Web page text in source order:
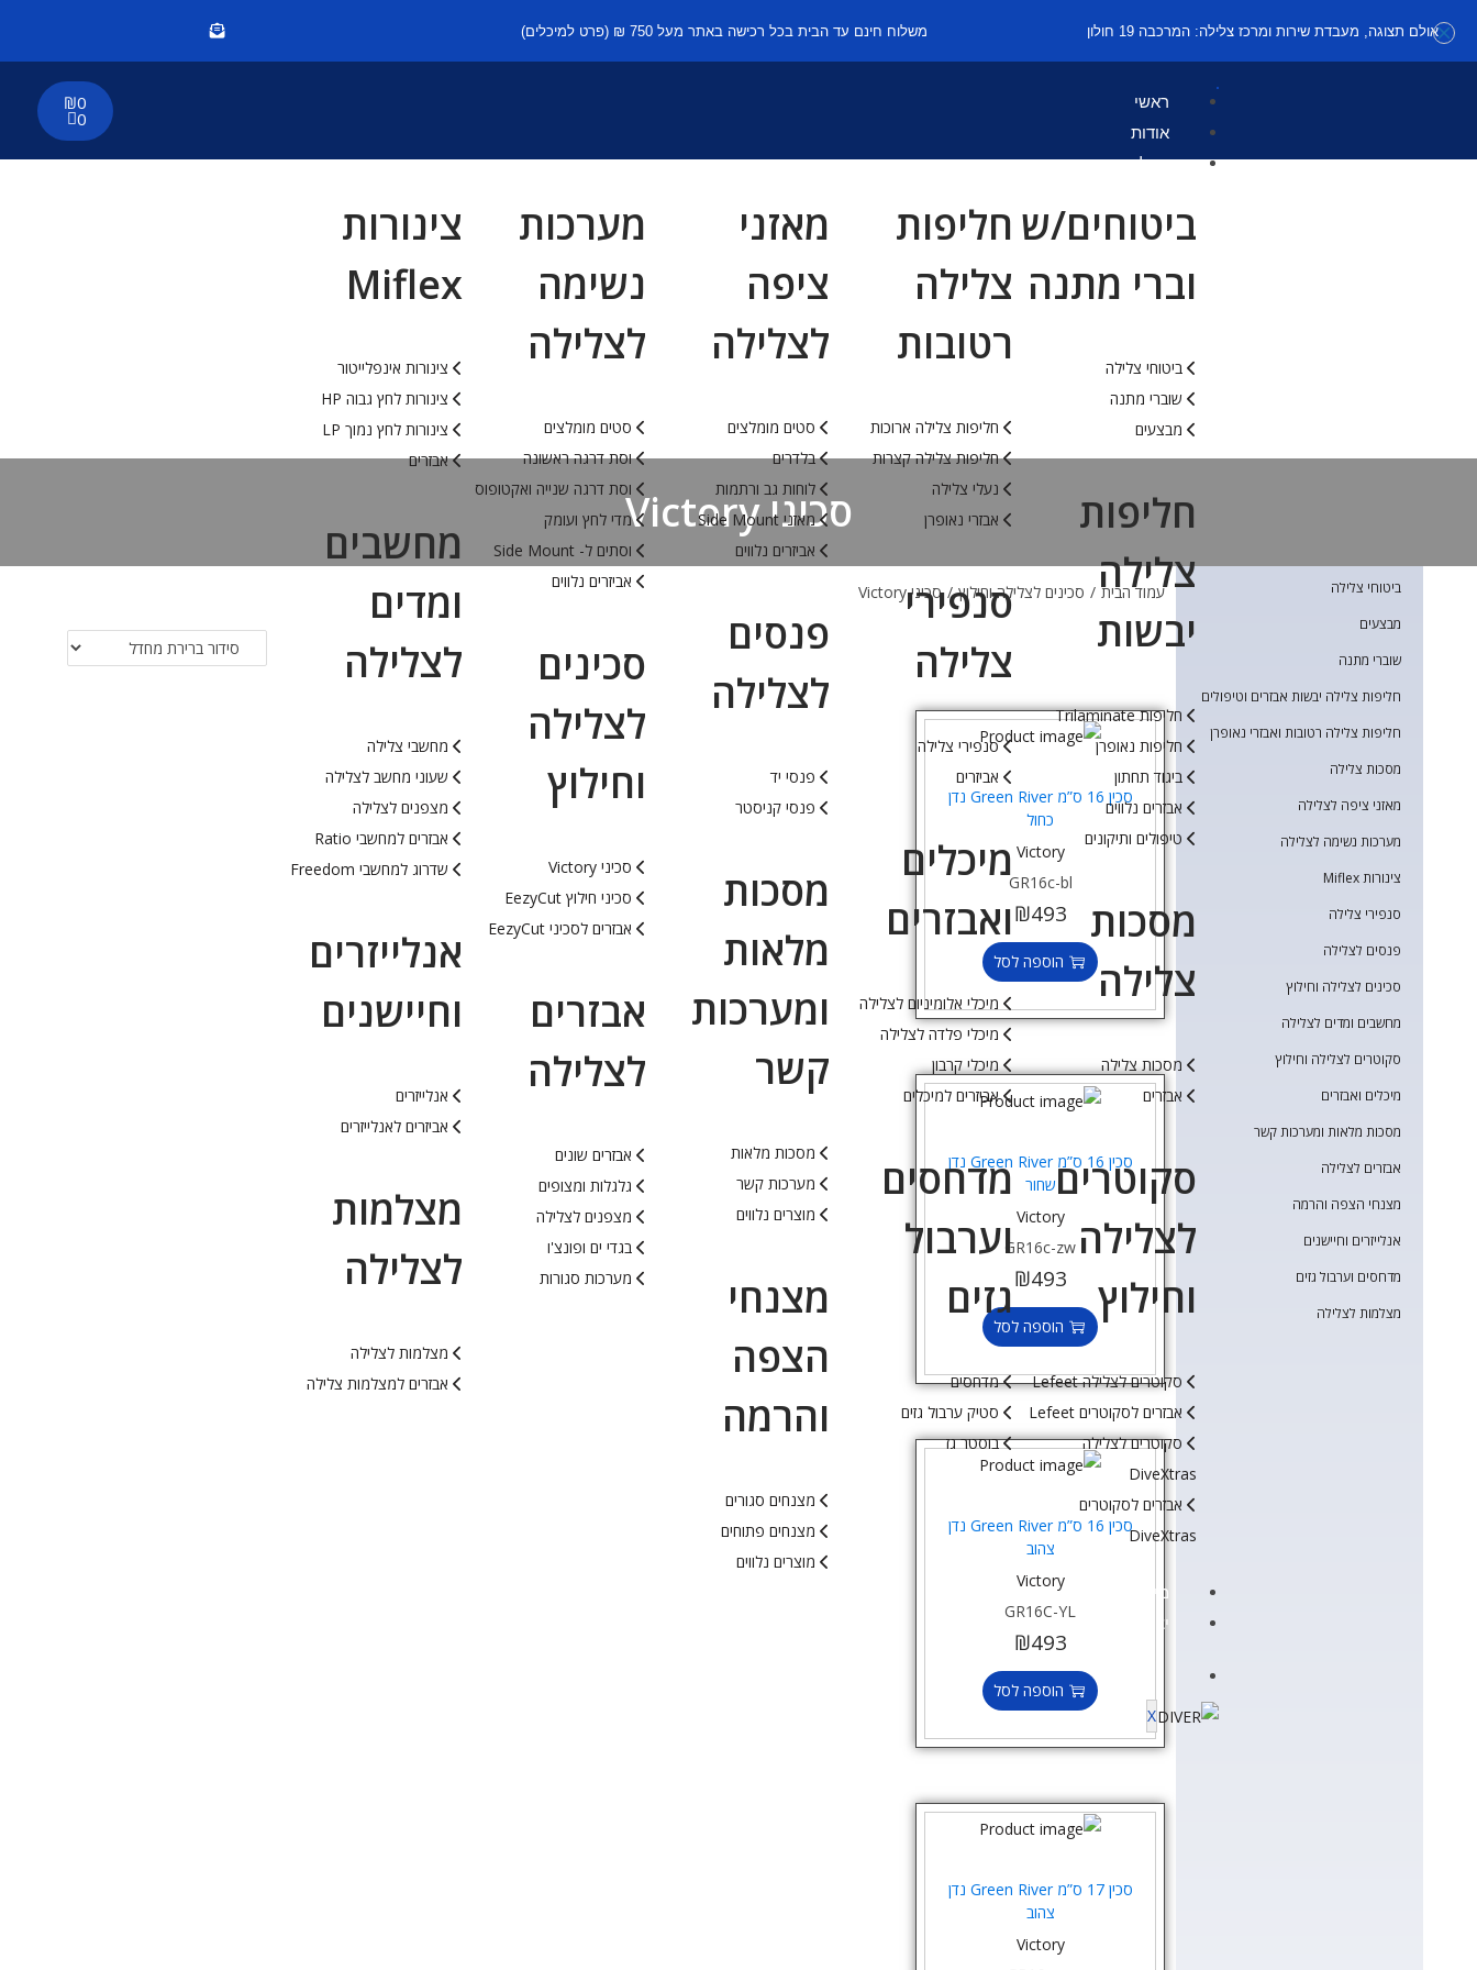
אולם תצוגה, מעבדת שירות ומרכז צלילה: המרכבה 19 חולון משלוח חינם עד הבית בכל רכישה באתר מעל 750 ₪ (פרט למיכלים)
ראשי
אודות
קטלוג
ביטוחים/ש
וברי מתנה
ביטוחי צלילה
שוברי מתנה
מבצעים
חליפות
צלילה
יבשות
חליפות Trilaminate
חליפות נאופרן
ביגוד תחתון
אבזרים נלווים
טיפולים ותיקונים
מסכות
צלילה
מסכות צלילה
אבזרים
סקוטרים
לצלילה
וחילוץ
סקוטרים לצלילה Lefeet
אבזרים לסקוטרים Lefeet
סקוטרים לצלילה
DiveXtras
אבזרים לסקוטרים
DiveXtras
חליפות
צלילה
רטובות
חליפות צלילה ארוכות
חליפות צלילה קצרות
נעלי צלילה
אבזרי נאופרן
סנפירי
צלילה
סנפירי צלילה
אביזרים
מיכלים
ואבזרים
מיכלי אלומיניום לצלילה
מיכלי פלדה לצלילה
מיכלי קרבון
אביזרים למיכלים
מדחסים
וערבול
גזים
מדחסים
סטיק ערבול גזים
בוסטר גז
מאזני
ציפה
לצלילה
סטים מומלצים
בלדרים
לוחות גב ורתמות
מאזני Side Mount
אביזרים נלווים
פנסים
לצלילה
פנסי יד
פנסי קניסטר
מסכות
מלאות
ומערכות
קשר
מסכות מלאות
מערכות קשר
מוצרים נלווים
מצנחי
הצפה
והרמה
מצנחים סגורים
מצנחים פתוחים
מוצרים נלווים
מערכות
נשימה
לצלילה
סטים מומלצים
וסת דרגה ראשונה
וסת דרגה שנייה ואקטופוס
מדי לחץ ועומק
וסתים ל- Side Mount
אביזרים נלווים
סכינים
לצלילה
וחילוץ
סכיני Victory
סכיני חילוץ EezyCut
אבזרים לסכיני EezyCut
אבזרים
לצלילה
אבזרים שונים
גלגלות ומצופים
מצפנים לצלילה
בגדי ים ופונצ'ו
מערכות סגורות
צינורות
Miflex
צינורות אינפלייטור
צינורות לחץ גבוה HP
צינורות לחץ נמוך LP
אבזרים
מחשבים
ומדים
לצלילה
מחשבי צלילה
שעוני מחשב לצלילה
מצפנים לצלילה
אבזרים למחשבי Ratio
שדרוג למחשבי Freedom
אנלייזרים
וחיישנים
אנלייזרים
אביזרים לאנלייזרים
מצלמות
לצלילה
מצלמות לצלילה
אבזרים למצלמות צלילה
מידע ומאמרים
יצירת קשר
X
₪0
0
סכיני Victory
ביטוחי צלילה
מבצעים
שוברי מתנה
חליפות צלילה יבשות אבזרים וטיפולים
חליפות צלילה רטובות ואבזרי נאופרן
מסכות צלילה
מאזני ציפה לצלילה
מערכות נשימה לצלילה
צינורות Miflex
סנפירי צלילה
פנסים לצלילה
סכינים לצלילה וחילוץ
מחשבים ומדים לצלילה
סקוטרים לצלילה וחילוץ
מיכלים ואבזרים
מסכות מלאות ומערכות קשר
אבזרים לצלילה
מצנחי הצפה והרמה
אנלייזרים וחיישנים
מדחסים וערבול גזים
מצלמות לצלילה
עמוד הבית / סכינים לצלילה וחילוץ / סכיני Victory
סכין 16 ס”מ Green River נדן
כחול
Victory
GR16c-bl
₪493
הוספה לסל
סכין 16 ס”מ Green River נדן
שחור
Victory
GR16c-zw
₪493
הוספה לסל
סכין 16 ס”מ Green River נדן
צהוב
Victory
GR16C-YL
₪493
הוספה לסל
סכין 17 ס”מ Green River נדן
צהוב
Victory